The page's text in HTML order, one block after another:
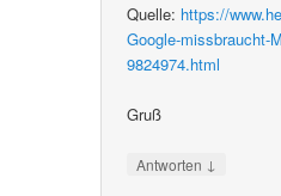
Quelle: https://
Google-missbraucht-
9824974.html
Gruß
Antworten ↓